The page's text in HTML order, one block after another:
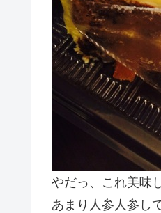
やだっ、これ美味
あまり人参人参し